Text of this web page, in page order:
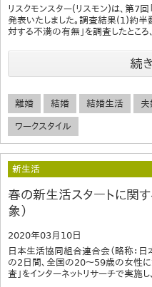
リスクモンスター(リスモン)は、第7
発表いたしました。調査結果(1)約
対する不満の有無」を調査したとこ
続
離婚 結婚 結婚生活 夫
ワークスタイル
新生活
春の新生活スタートに関
象）
2020年03月10日
日本生活協同組合連合会（略称：
の2日間、全国の20～59歳の女性に
査」をインターネットリサーチで実